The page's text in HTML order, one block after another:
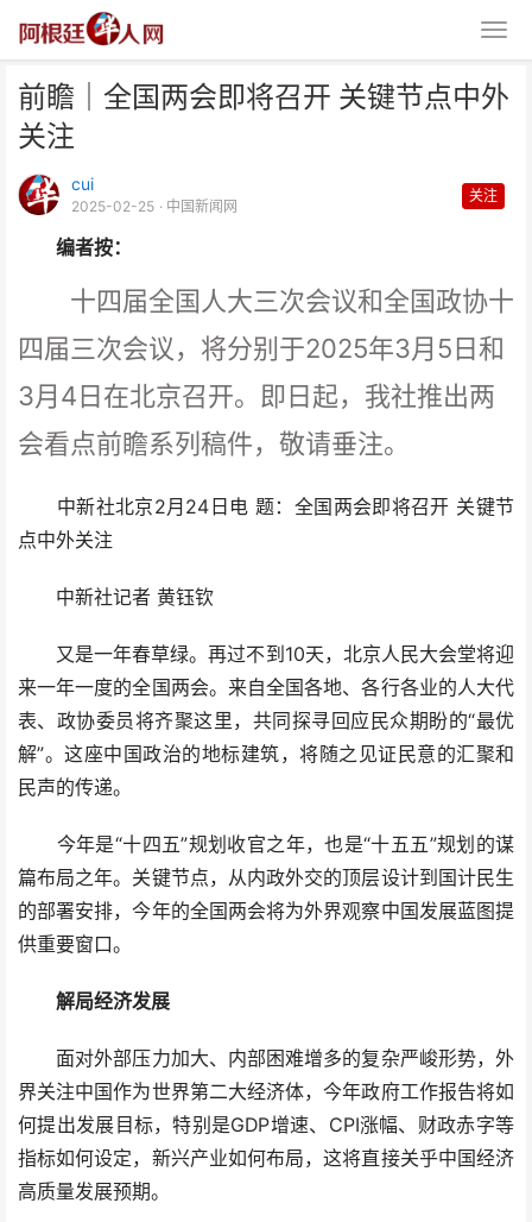
前瞻｜全国两会即将召开 关键节点中外
关注
cui
2025-02-25 · 中国新闻网
关注
编者按：
十四届全国人大三次会议和全国政协十
四届三次会议，将分别于2025年3月5日和
3月4日在北京召开。即日起，我社推出两
会看点前瞻系列稿件，敬请垂注。
中新社北京2月24日电 题：全国两会即将召开 关键节
点中外关注
中新社记者 黄钰钦
又是一年春草绿。再过不到10天，北京人民大会堂将迎
来一年一度的全国两会。来自全国各地、各行各业的人大代
表、政协委员将齐聚这里，共同探寻回应民众期盼的“最优
解”。这座中国政治的地标建筑，将随之见证民意的汇聚和
民声的传递。
今年是“十四五”规划收官之年，也是“十五五”规划的谋
篇布局之年。关键节点，从内政外交的顶层设计到国计民生
的部署安排，今年的全国两会将为外界观察中国发展蓝图提
供重要窗口。
解局经济发展
面对外部压力加大、内部困难增多的复杂严峻形势，外
界关注中国作为世界第二大经济体，今年政府工作报告将如
何提出发展目标，特别是GDP增速、CPI涨幅、财政赤字等
指标如何设定，新兴产业如何布局，这将直接关乎中国经济
高质量发展预期。
点中外关注